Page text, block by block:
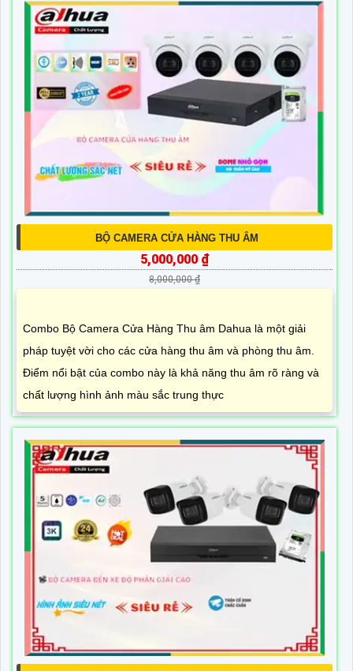
BỘ CAMERA CỬA HÀNG THU ÂM
5,000,000 ₫
8,000,000 ₫
Combo Bộ Camera Cửa Hàng Thu âm Dahua là một giải
pháp tuyệt vời cho các cửa hàng thu âm và phòng thu âm.
Điểm nổi bật của combo này là khả năng thu âm rõ ràng và
chất lượng hình ảnh màu sắc trung thực